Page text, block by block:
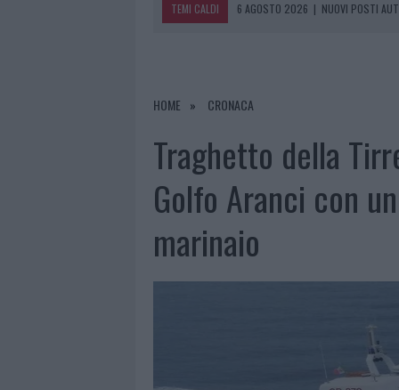
TEMI CALDI 6 AGOSTO 2026 | NUOVI POSTI
6 AGOSTO 2026
|
HOME CRONACA
Traghetto della
Golfo Aranci con
marinaio